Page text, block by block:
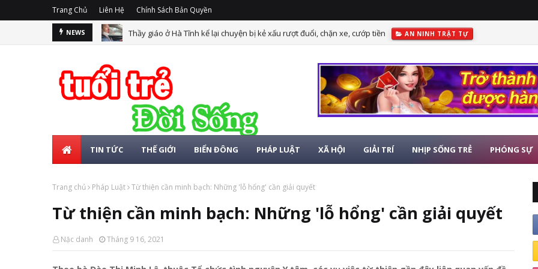
Trang Chủ Liên Hệ Chính Sách Bản Quyền
NEWS Thầy giáo ở Hà Tĩnh kể lại chuyện bị kẻ xấu rượt đuổi, chặn xe, cướp tiền AN NINH TRẬT TỰ
TIN TỨC THẾ GIỚI BIỂN ĐÔNG PHÁP LUẬT XÃ HỘI GIẢI TRÍ NHỊP SỐNG TRẺ PHÓNG SỰ
Trang chủ Pháp Luật Từ thiện cần minh bạch: Những 'lỗ hổng' cần giải quyết
Từ thiện cần minh bạch: Những 'lỗ hổng' cần giải quyết
Nặc danh Tháng 9 16, 2021